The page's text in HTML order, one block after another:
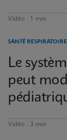
Vidéo : 1 min
SANTÉ RESPIRATOIRE
Le
peut
Vidéo : 3 min